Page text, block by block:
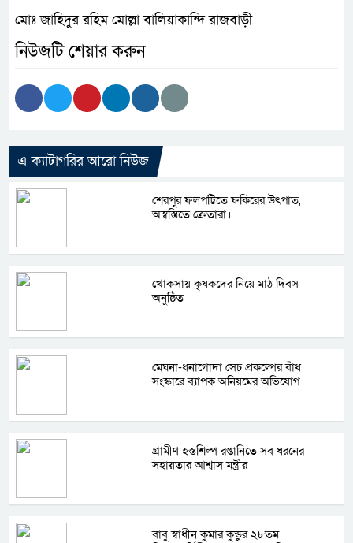
মোঃ জাহিদুর রহিম মোল্লা বালিয়াকান্দি রাজবাড়ী
নিউজটি শেয়ার করুন
এ ক্যাটাগরির আরো নিউজ
শেরপুর ফলপট্টিতে ফকিরের উৎপাত,
অস্বস্তিতে ক্রেতারা।
খোকসায় কৃষকদের নিয়ে মাঠ দিবস
অনুষ্ঠিত
মেঘনা-ধনাগোদা সেচ প্রকল্পের বাঁধ
সংস্কারে ব্যাপক অনিয়মের অভিযোগ
গ্রামীণ হস্তশিল্প রপ্তানিতে সব ধরনের
সহায়তার আশ্বাস মন্ত্রীর
বাবু স্বাধীন কুমার কুন্ডুর ২৮তম